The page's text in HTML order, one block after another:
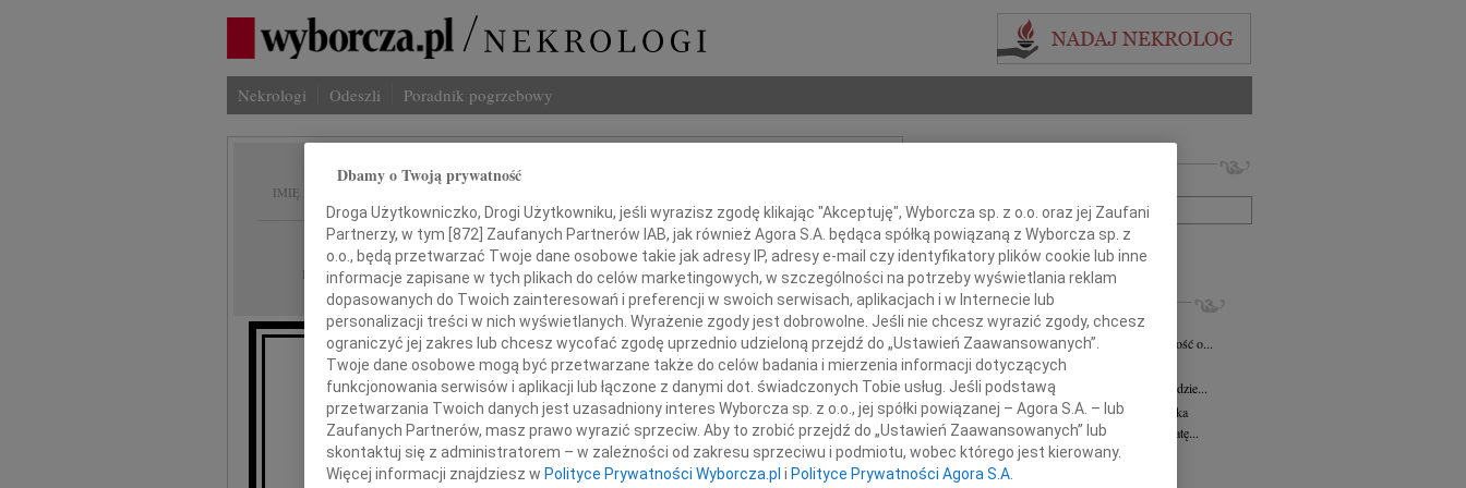
Nekrologi Odeszli Poradnik pogrzebowy
IMIĘ I NAZWISKO: Henryk Spychalski
REGION: cała Polska
DATA EMISJI: 08.08.2009
Dnia 6 sierpnia 2009 roku
zmarł tragicznie
Szukaj nekrologów i wspomnień
+ szukanie zaawansowane
INNE NEKROLOGI
Jacek Falkowski 05.08.2026cała Polska
Z ogromnym smutkiem przyjęliśmy wiadomość o...
05.08.2026cała Polska
Panu Michałowi Skotnickiemu Wicewojewodzie...
Małgorzata Kościelska05.08.2026
cała Polska
Z ogromny żalem żegnam Profesor Małgorzatę...
Zenon Smolarek04.08.2026cała Polska
Z głębokim smutkiem i żalem przyjęliśmy...
Dbamy o Twoją prywatność
Droga Użytkowniczko, Drogi Użytkowniku, jeśli wyrazisz zgodę klikając "Akceptuję", Wyborcza sp. z o.o. oraz jej Zaufani
Partnerzy, w tym [ 872 ] Zaufanych Partnerów IAB, jak również Agora S.A. będąca spółką powiązaną z Wyborcza sp. z
o.o., będą przetwarzać Twoje dane osobowe takie jak adresy IP, adresy e-mail czy identyfikatory plików cookie lub inne
informacje zapisane w tych plikach do celów marketingowych, w szczególności na potrzeby wyświetlania reklam
dopasowanych do Twoich zainteresowań i preferencji w swoich serwisach, aplikacjach i w Internecie lub
personalizacji treści w nich wyświetlanych. Wyrażenie zgody jest dobrowolne. Jeśli nie chcesz wyrazić zgody, chcesz
ograniczyć jej zakres lub chcesz wycofać zgodę uprzednio udzieloną przejdź do „Ustawień Zaawansowanych”.
Twoje dane osobowe mogą być przetwarzane także do celów badania i mierzenia informacji dotyczących
funkcjonowania serwisów i aplikacji lub łączone z danymi dot. świadczonych Tobie usług. Jeśli podstawą
przetwarzania Twoich danych jest uzasadniony interes Wyborcza sp. z o.o., jej spółki powiązanej – Agora S.A. – lub
Zaufanych Partnerów, masz prawo wyrazić sprzeciw. Aby to zrobić przejdź do „Ustawień Zaawansowanych” lub
skontaktuj się z administratorem – w zależności od zakresu sprzeciwu i podmiotu, wobec którego jest kierowany.
Więcej informacji znajdziesz w Polityce Prywatności Wyborcza.pl i Polityce Prywatności Agora S.A.